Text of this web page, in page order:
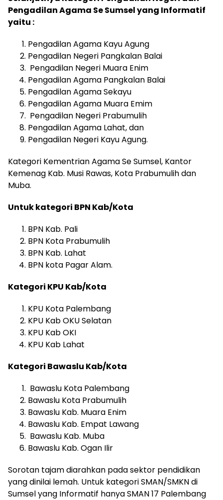
Pengadilan Agama Se Sumsel yang Informatif
yaitu :
Pengadilan Agama Kayu Agung
Pengadilan Negeri Pangkalan Balai
Pengadilan Negeri Muara Enim
Pengadilan Agama Pangkalan Balai
Pengadilan Agama Sekayu
Pengadilan Agama Muara Emim
Pengadilan Negeri Prabumulih
Pengadilan Agama Lahat, dan
Pengadilan Negeri Kayu Agung.
Kategori Kementrian Agama Se Sumsel, Kantor
Kemenag Kab. Musi Rawas, Kota Prabumulih dan
Muba.
Untuk kategori BPN Kab/Kota
BPN Kab. Pali
BPN Kota Prabumulih
BPN Kab. Lahat
BPN kota Pagar Alam.
Kategori KPU Kab/Kota
KPU Kota Palembang
KPU Kab OKU Selatan
KPU Kab OKI
KPU Kab Lahat
Kategori Bawaslu Kab/Kota
Bawaslu Kota Palembang
Bawaslu Kota Prabumulih
Bawaslu Kab. Muara Enim
Bawaslu Kab. Empat Lawang
Bawaslu Kab. Muba
Bawaslu Kab. Ogan Ilir
Sorotan tajam diarahkan pada sektor pendidikan
yang dinilai lemah. Untuk kategori SMAN/SMKN di
Sumsel yang Informatif hanya SMAN 17 Palembang